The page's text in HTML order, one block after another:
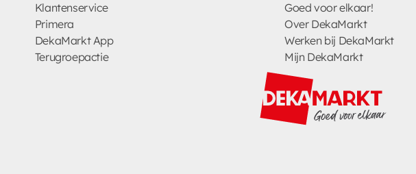
Klantenservice
Primera
DekaMarkt App
Terugroepactie
Goed voor elkaar!
Over DekaMarkt
Werken bij DekaMarkt
Mijn DekaMarkt